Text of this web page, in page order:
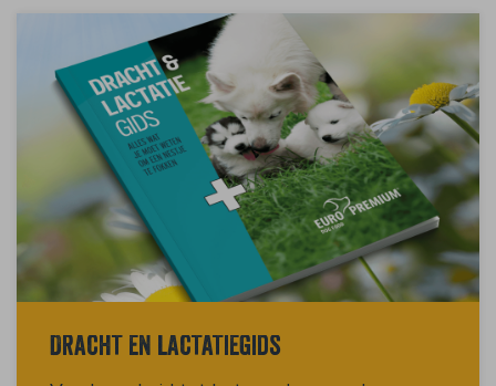
Dracht en lactatiegids